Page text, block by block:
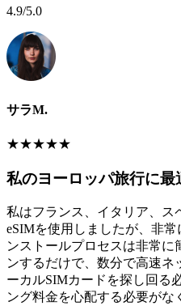
4.9/5.0
サラM.
★★★★★
私のヨーロッパ旅行に最
私はフランス、イタリア、ス
eSIMを使用しましたが、非
ンストールプロセスは非常に
ンするだけで、数分で高速ネ
ーカルSIMカードを探し回る
ング料金を心配する必要がな